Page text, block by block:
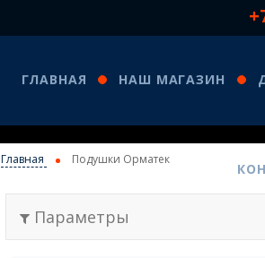
ГЛАВНАЯ НАШ МАГАЗИН
Главная Подушки Орматек
Параметры